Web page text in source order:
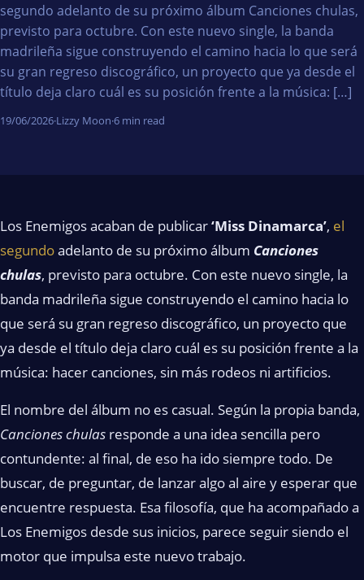
segundo adelanto de su próximo álbum Canciones chulas,
previsto para octubre. Con este nuevo single, la banda
madrileña sigue construyendo el camino hacia lo que será
su gran regreso discográfico, un proyecto que ya desde el
título deja claro cuál es su posición frente a la música: […]
19/06/2026·Lizzy Moon·6 min read
Los Enemigos acaban de publicar‘Miss Dinamarca’, el
segundoadelanto de su próximo álbum Canciones
chulas, previsto para octubre. Con este nuevo single, la
banda madrileña sigue construyendo el camino hacia lo
que será su gran regreso discográfico, un proyecto que
ya desde el título deja claro cuál es su posición frente a la
música: hacer canciones, sin más rodeos ni artificios.
El nombre del álbum no es casual. Según la propia banda,
Canciones chulas responde a una idea sencilla pero
contundente: al final, de eso ha ido siempre todo. De
buscar, de preguntar, de lanzar algo al aire y esperar que
encuentre respuesta. Esa filosofía, que ha acompañado a
Los Enemigos desde sus inicios, parece seguir siendo el
motor que impulsa este nuevo trabajo.